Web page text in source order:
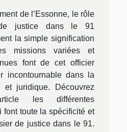
de l’Essonne, le rôle
justice dans le 91
la simple signification
missions variées et
font de cet officier
incontournable dans la
et juridique. Découvrez
les différentes
font toute la spécificité et
de justice dans le 91.